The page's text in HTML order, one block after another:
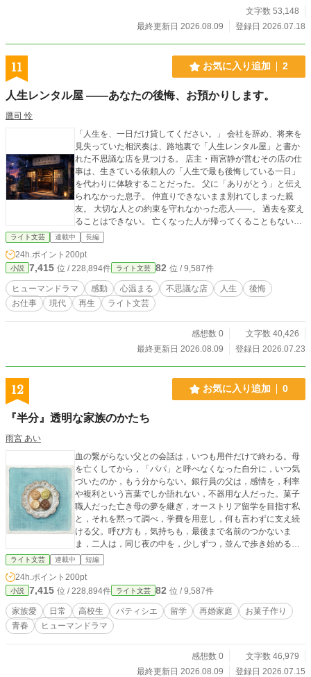
文字数 53,148
最終更新日 2026.08.09
登録日 2026.07.18
11 お気に入り追加 2
人生レンタル屋 ――あなたの後悔、お預かりします。
鷹司 怜
「人生を、一日だけ貸してください。」 会社を辞め、将来を
見失っていた相沢奏は、路地裏で「人生レンタル屋」と書か
れた不思議な店を見つける。 店主・雨宮静が営むその店の仕
事は、生きている依頼人の「人生で最も後悔している一日」
を代わりに体験することだった。 父に「ありがとう」と伝え
られなかった息子。 仲直りできないまま別れてしまった親
友。 大切な人との約束を守れなかった恋人――。 過去を変え
ることはできない。 亡くなった人が帰ってくることもない。
それでも、誰にも言えなかった想いと向き合えたとき、人は
もう一度、前を向いて歩き出せる。 そして奏自身もまた、決
して消えることのない後悔を胸に抱えていた。 これは、傷つ
いた心にそっと寄り添い、明日を生きる勇気を届ける、小さ
な店の優しい奇跡の物語。
ライト文芸 連載中 長編
24h.ポイント 200pt
小説 7,415 位 / 228,894件 ライト文芸 82 位 / 9,587件
ヒューマンドラマ 感動 心温まる 不思議な店 人生
後悔
お仕事
現代 再生 ライト文芸
感想数 0
文字数 40,426
最終更新日 2026.08.09
登録日 2026.07.23
12 お気に入り追加 0
『半分』透明な家族のかたち
雨宮 あい
血の繋がらない父との会話は，いつも用件だけで終わる。母
を亡くしてから，「パパ」と呼べなくなった自分に，いつ気
づいたのか，もう分からない。銀行員の父は，感情を，利率
や複利という言葉でしか語れない，不器用な人だった。菓子
職人だった亡き母の夢を継ぎ，オーストリア留学を目指す私
と，それを黙って調べ，学費を用意し，何も言わずに支え続
ける父。呼び方も，気持ちも，最後まで名前のつかないま
ま，二人は，同じ夜の中を，少しずつ，並んで歩き始める。
──不器用な家族の，静かな再生の物語。
ライト文芸 連載中 短編
24h.ポイント 200pt
小説 7,415 位 / 228,894件 ライト文芸 82 位 / 9,587件
家族愛 日常 高校生 パティシエ 留学 再婚家庭
お菓子作り
青春
ヒューマンドラマ
感想数 0
文字数 46,979
最終更新日 2026.08.09
登録日 2026.07.15